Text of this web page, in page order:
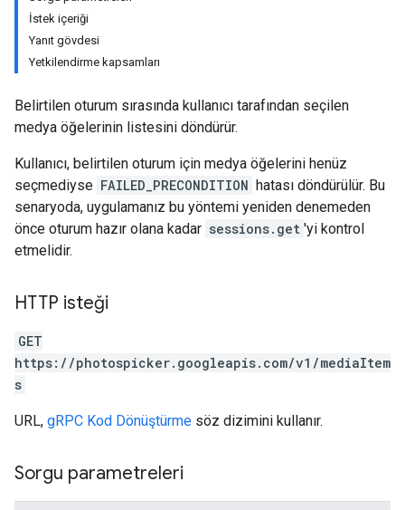
İstek içeriği
Yanıt gövdesi
Yetkilendirme kapsamları
Belirtilen oturum sırasında kullanıcı tarafından seçilen
medya öğelerinin listesini döndürür.
Kullanıcı, belirtilen oturum için medya öğelerini henüz
seçmediyse FAILED_PRECONDITION hatası döndürülür. Bu
senaryoda, uygulamanız bu yöntemi yeniden denemeden
önce oturum hazır olana kadar sessions.get 'yi kontrol
etmelidir.
HTTP isteği
GET
https://photospicker.googleapis.com/v1/mediaItem
s
URL, gRPC Kod Dönüştürme söz dizimini kullanır.
Sorgu parametreleri